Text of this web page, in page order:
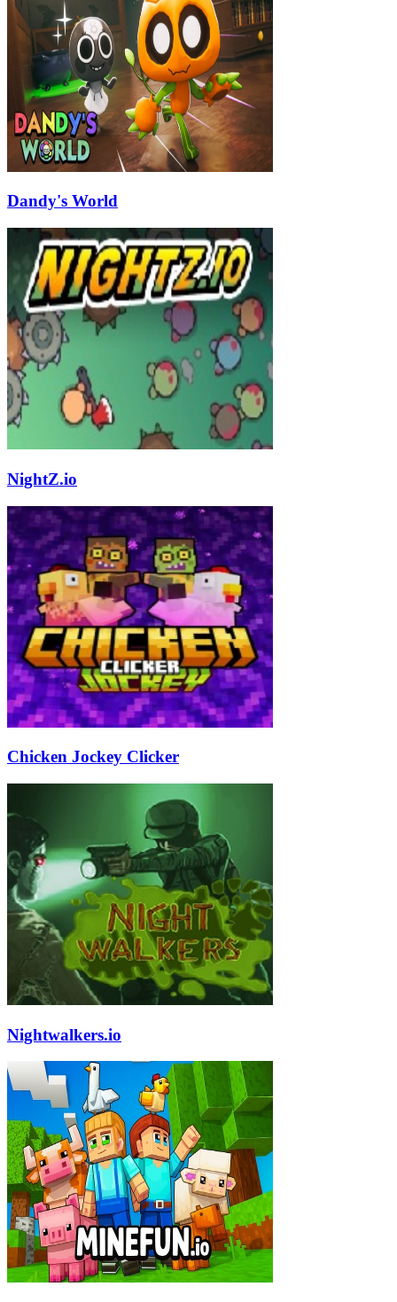
Dandy's World
NightZ.io
Chicken Jockey Clicker
Nightwalkers.io